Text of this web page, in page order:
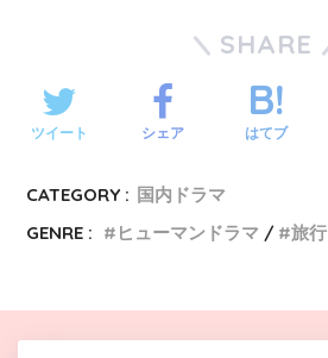
SHARE
ツイート シェア はてブ
CATEGORY : 国内ドラマ
GENRE :
ヒューマンドラマ 旅行